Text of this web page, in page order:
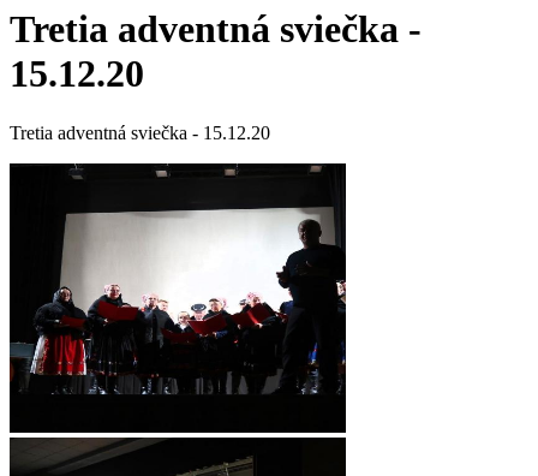
Tretia adventná sviečka -
15.12.20
Tretia adventná sviečka - 15.12.20